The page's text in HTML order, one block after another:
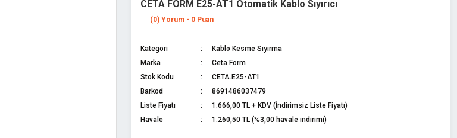
CETA FORM E25-AT1 Otomatik Kablo Sıyırıcı
(0) Yorum - 0 Puan
Kategori
Kablo Kesme Sıyırma
Marka
Ceta Form
Stok Kodu
CETA.E25-AT1
Barkod
8691486037479
Liste Fiyatı
1.666,00 TL + KDV (İndirimsiz Liste Fiyatı)
Havale
1.260,50 TL (%3,00 havale indirimi)